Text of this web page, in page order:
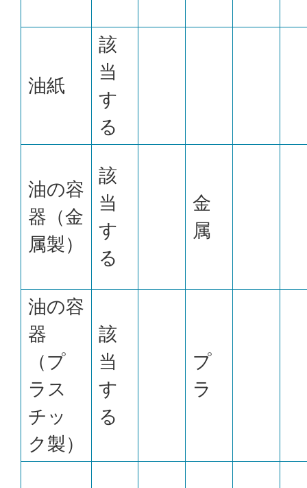
油紙
該
当
す
る
油の容
器（金
属製）
該
当
す
る
金
属
油の容
器
（プ
ラス
チッ
ク製）
該
当
す
る
プ
ラ